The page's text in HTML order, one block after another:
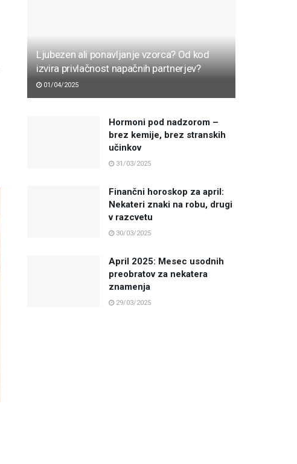
Ljubezen ali ponavljanje vzorca? Od kod
izvira privlačnost napačnih partnerjev?
01/04/2025
Hormoni pod nadzorom –
brez kemije, brez stranskih
učinkov
31/03/2025
Finančni horoskop za april:
Nekateri znaki na robu, drugi
v razcvetu
30/03/2025
April 2025: Mesec usodnih
preobratov za nekatera
znamenja
29/03/2025